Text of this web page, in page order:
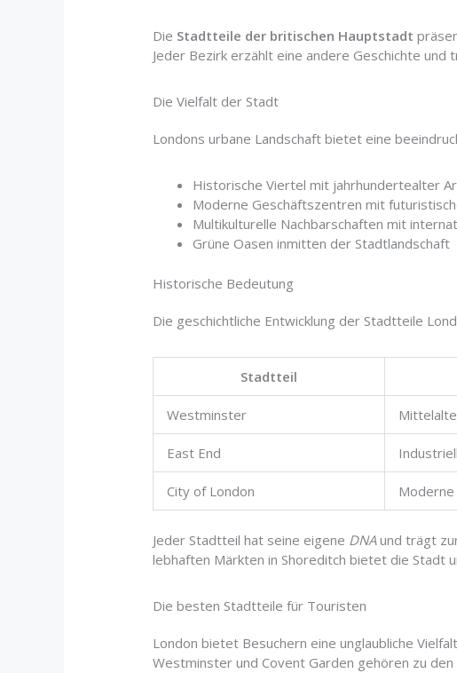
Die Stadtteile der britischen Hauptstadt
Jeder Bezirk erzählt eine andere Geschichte
Die Vielfalt der Stadt
Londons urbane Landschaft bietet eine
Historische Viertel mit jahrhundertealter
Moderne Geschäftszentren mit
Multikulturelle Nachbarschaften mit
Grüne Oasen inmitten der Stadtlandschaft
Historische Bedeutung
Die geschichtliche Entwicklung der Stadtteile
Stadtteil
Westminster
East End
City of London Moderne
Jeder Stadtteil hat seine eigene DNAund trägt
lebhaften Märkten in Shoreditch bietet die Stadt
Die besten Stadtteile für Touristen
London bietet Besuchern eine unglaubliche
Westminster und Covent Garden gehören zu